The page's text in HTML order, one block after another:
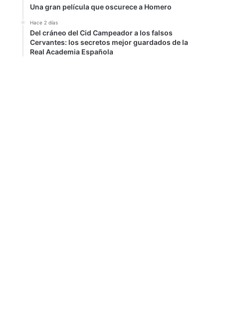
Una gran película que oscurece a Homero
Hace 2 días
Del cráneo del Cid Campeador a los falsos
Cervantes: los secretos mejor guardados de la
Real Academia Española